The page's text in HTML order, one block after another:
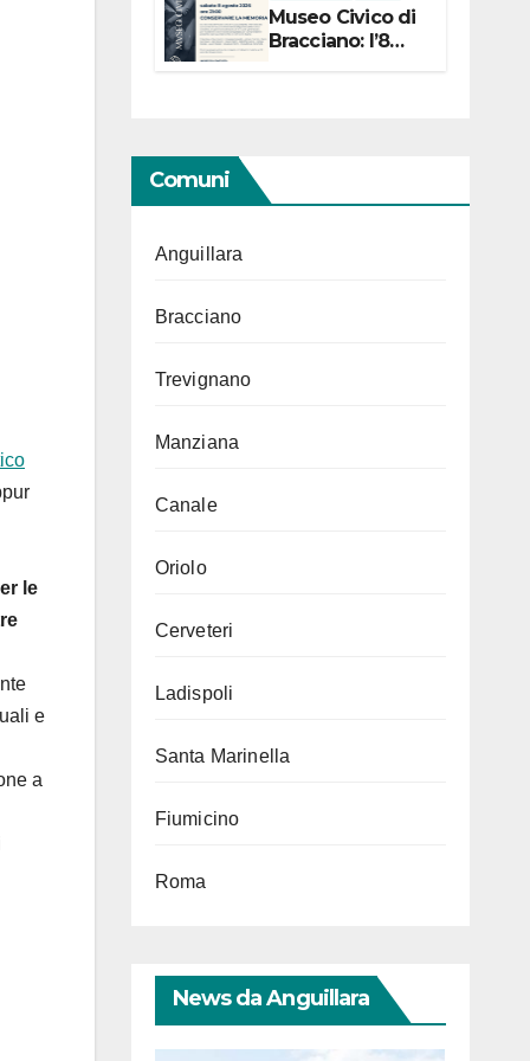
le
e
a
Museo Civico di
Bracciano: l’8
Comuni
Anguillara
Bracciano
Trevignano
Manziana
Canale
Oriolo
Cerveteri
Ladispoli
Santa Marinella
Fiumicino
Roma
News da Anguillara